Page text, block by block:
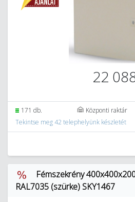
22
171 db. Központi raktár
Tekintse meg 42 telephelyünk készletét
Fémszekrény
RAL7035 (szürke) SKY1467